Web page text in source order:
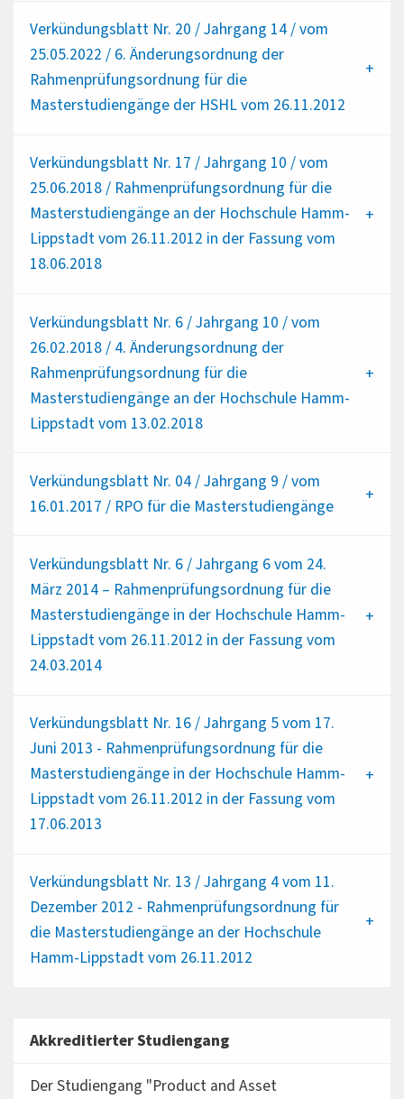
Verkündungsblatt Nr. 20 / Jahrgang 14 / vom
25.05.2022 / 6. Änderungsordnung der
Rahmenprüfungsordnung für die
Masterstudiengänge der HSHL vom 26.11.2012
Verkündungsblatt Nr. 17 / Jahrgang 10 / vom
25.06.2018 / Rahmenprüfungsordnung für die
Masterstudiengänge an der Hochschule Hamm-
Lippstadt vom 26.11.2012 in der Fassung vom
18.06.2018
Verkündungsblatt Nr. 6 / Jahrgang 10 / vom
26.02.2018 / 4. Änderungsordnung der
Rahmenprüfungsordnung für die
Masterstudiengänge an der Hochschule Hamm-
Lippstadt vom 13.02.2018
Verkündungsblatt Nr. 04 / Jahrgang 9 / vom
16.01.2017 / RPO für die Masterstudiengänge
Verkündungsblatt Nr. 6 / Jahrgang 6 vom 24.
März 2014 – Rahmenprüfungsordnung für die
Masterstudiengänge in der Hochschule Hamm-
Lippstadt vom 26.11.2012 in der Fassung vom
24.03.2014
Verkündungsblatt Nr. 16 / Jahrgang 5 vom 17.
Juni 2013 - Rahmenprüfungsordnung für die
Masterstudiengänge in der Hochschule Hamm-
Lippstadt vom 26.11.2012 in der Fassung vom
17.06.2013
Verkündungsblatt Nr. 13 / Jahrgang 4 vom 11.
Dezember 2012 - Rahmenprüfungsordnung für
die Masterstudiengänge an der Hochschule
Hamm-Lippstadt vom 26.11.2012
Akkreditierter Studiengang
Der Studiengang "Product and Asset